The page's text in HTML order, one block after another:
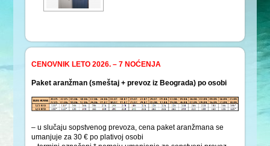
CENOVNIK LETO 2026. – 7 NOĆENJA
Paket aranžman (smeštaj + prevoz iz Beograda) po osobi
– u slučaju sopstvenog prevoza, cena paket aranžmana se
umanjuje za 30 € po plativoj osobi